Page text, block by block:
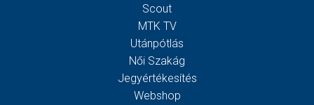
Scout
MTK TV
Utánpótlás
Női Szakág
Jegyértékesítés
Webshop